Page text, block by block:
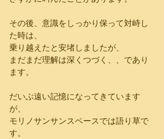
その後、意識をしっかり保って対峙し
た時は、
乗り越えたと安堵しましたが、
まだまだ理解は深くつづく、、であり
ます。
だいぶ遠い記憶になってきています
が、
モリノサンサンスペースでは語り草で
す。